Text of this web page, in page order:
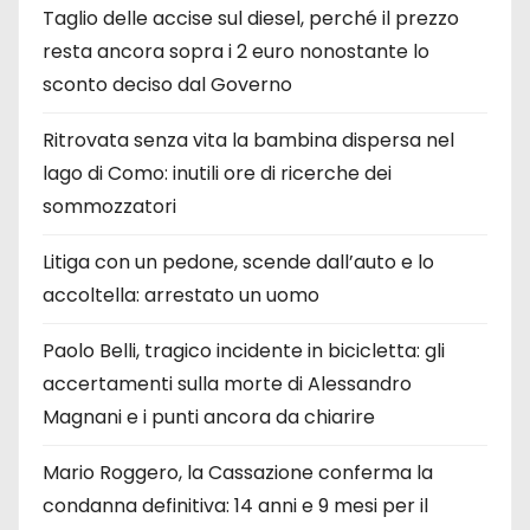
Taglio delle accise sul diesel, perché il prezzo
resta ancora sopra i 2 euro nonostante lo
sconto deciso dal Governo
Ritrovata senza vita la bambina dispersa nel
lago di Como: inutili ore di ricerche dei
sommozzatori
Litiga con un pedone, scende dall’auto e lo
accoltella: arrestato un uomo
Paolo Belli, tragico incidente in bicicletta: gli
accertamenti sulla morte di Alessandro
Magnani e i punti ancora da chiarire
Mario Roggero, la Cassazione conferma la
condanna definitiva: 14 anni e 9 mesi per il